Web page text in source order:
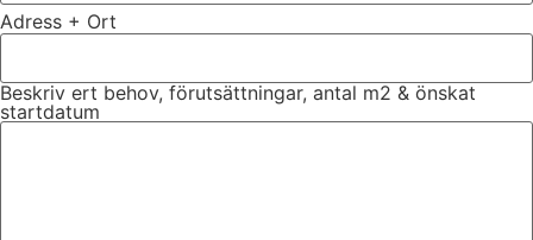
Adress + Ort
Beskriv ert behov, förutsättningar, antal m2 & önskat
startdatum